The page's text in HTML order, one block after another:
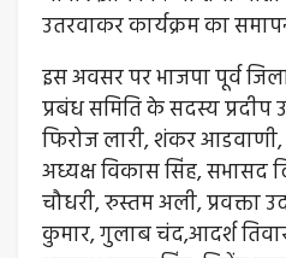
उतरवाकर कार्यक्रम का
इस अवसर पर भाजपा पूर्व
प्रबंध समिति के सदस्य प्रदीप
फिरोज लारी, शंकर आडवाणी,
अध्यक्ष विकास सिंह, सभासद
चौधरी, रुस्तम अली, प्रवक्ता
कुमार, गुलाब चंद,आदर्श